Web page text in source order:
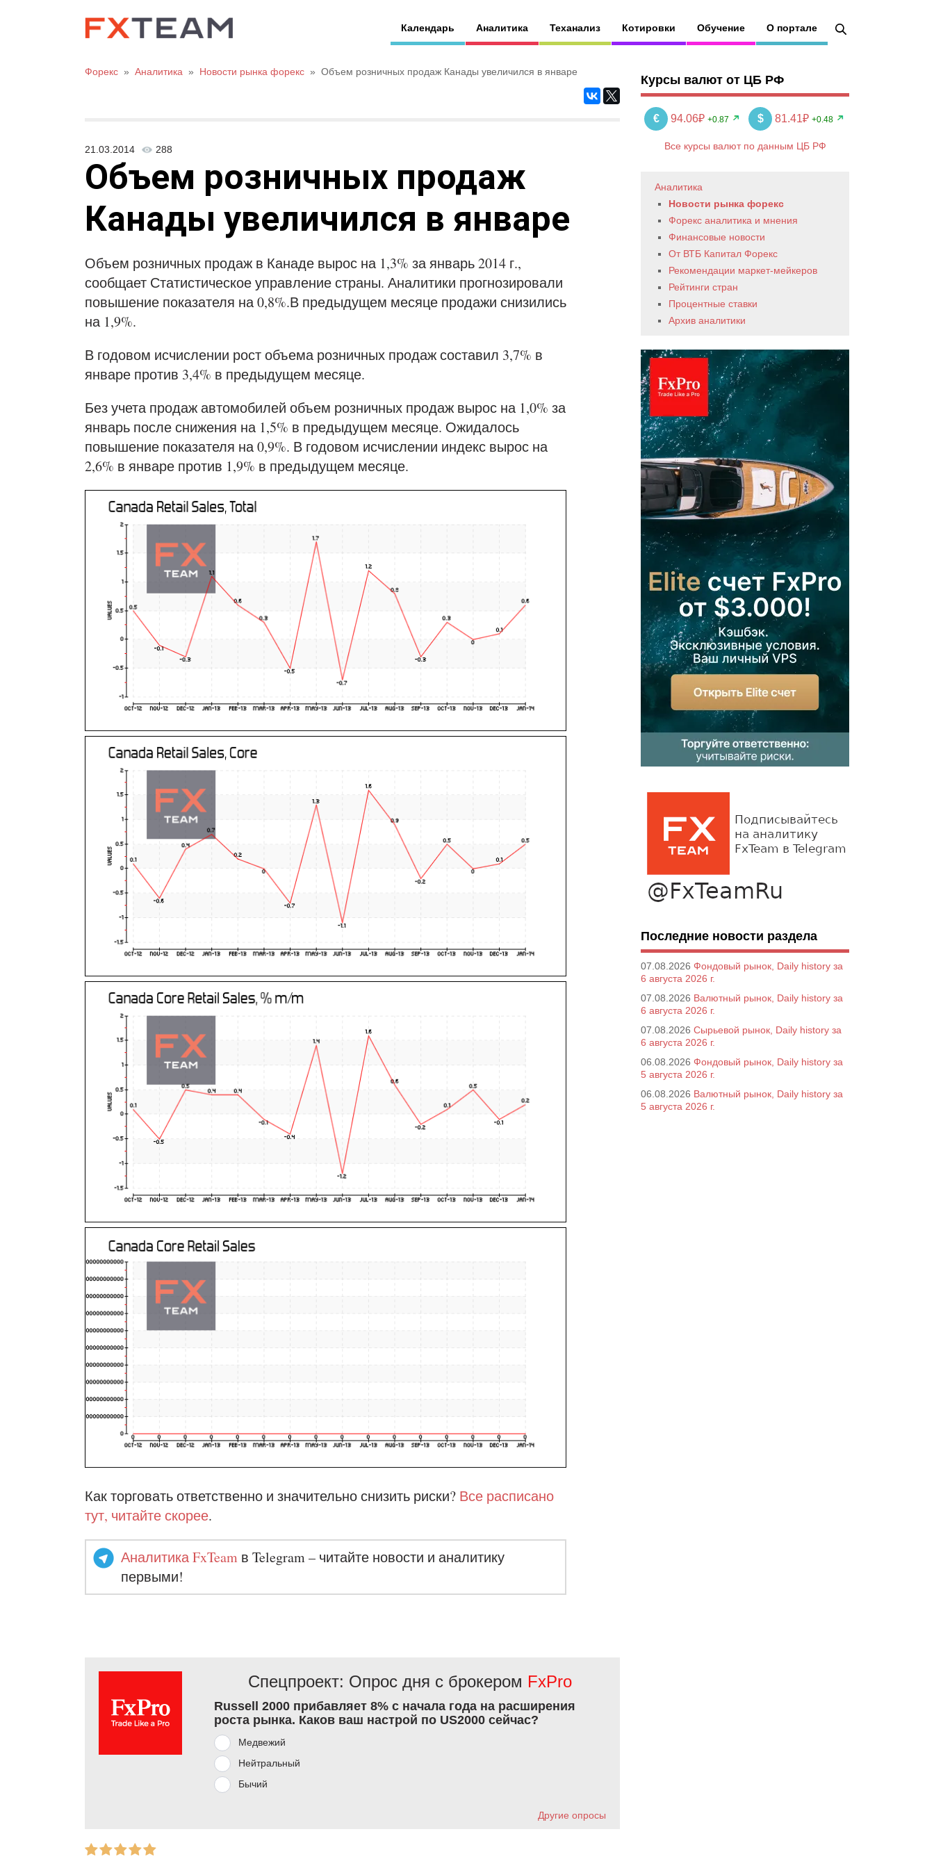
Календарь Аналитика Теханализ Котировки Обучение О портале
Форекс » Аналитика » Новости рынка форекс » Объем розничных продаж Канады увеличился в январе
21.03.2014 288
Объем розничных продаж
Канады увеличился в январе
Объем розничных продаж в Канаде вырос на 1,3% за январь 2014 г.,
сообщает Статистическое управление страны. Аналитики прогнозировали
повышение показателя на 0,8%.В предыдущем месяце продажи снизились
на 1,9%.
В годовом исчислении рост объема розничных продаж составил 3,7% в
январе против 3,4% в предыдущем месяце.
Без учета продаж автомобилей объем розничных продаж вырос на 1,0% за
январь после снижения на 1,5% в предыдущем месяце. Ожидалось
повышение показателя на 0,9%. В годовом исчислении индекс вырос на
2,6% в январе против 1,9% в предыдущем месяце.
Как торговать ответственно и значительно снизить риски? Все расписано
тут, читайте скорее.
Аналитика FxTeam в Telegram – читайте новости и аналитику
первыми!
Спецпроект: Опрос дня с брокером FxPro
Russell 2000 прибавляет 8% с начала года на расширения
роста рынка. Каков ваш настрой по US2000 сейчас?
Медвежий
Нейтральный
Бычий
Другие опросы
Курсы валют от ЦБ РФ
€ 94.06₽ +0.87 $ 81.41₽ +0.48
Все курсы валют по данным ЦБ РФ
Аналитика
Новости рынка форекс
Форекс аналитика и мнения
Финансовые новости
От ВТБ Капитал Форекс
Рекомендации маркет-мейкеров
Рейтинги стран
Процентные ставки
Архив аналитики
Последние новости раздела
07.08.2026 Фондовый рынок, Daily history за
6 августа 2026 г.
07.08.2026 Валютный рынок, Daily history за
6 августа 2026 г.
07.08.2026 Сырьевой рынок, Daily history за
6 августа 2026 г.
06.08.2026 Фондовый рынок, Daily history за
5 августа 2026 г.
06.08.2026 Валютный рынок, Daily history за
5 августа 2026 г.